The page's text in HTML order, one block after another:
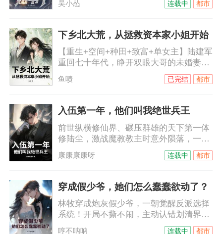
结果他爸一个电话打过来——“儿子，来这
前百亩的庄园，才知道自己拒绝的早了。
年薪五十万，豪车随便开......年仅二十二
的许道便过上了混吃等死的生活。冰山总
裁大小姐：许道，来接我，今晚咱们去海
边聊聊入赘的问题。
吴小怂 都市
连载中
下乡北大荒，从拯救资本家小姐开始
【重生+空间+种田+致富+单女主】陆建军
重回七十年代，睁开双眼大哥的未婚妻沈
佳佳竟在自己床上。上一世身败名裂，这
一世他反手揭穿阴谋。搬空家产，带着“资
少食——在别人眼中是绝境，却是他逆袭
的起点。别人吃苦，他种田致富。别人受
罪，他护着心上人逆风翻盘。多年后，沈
佳佳靠在他肩头：“你当初为什么非要带我
走？”陆建军笑而不语——因为上辈子，欠
你的。
鱼啧 都市
已完结
入伍第一年，他们叫我绝世兵王
前世纵横修仙界、碾压群雄的天下第一体
修陆尘，激战魔教教主时意外陨落，一朝
穿越到现代都市。他附身高考仅考74分、
人人耻笑的陆家废物纨绔身上，父亲失望
邻里鄙夷，人人都觉得他烂泥扶不上墙。
昔日至尊王者灵魂苏醒，丹田虽废，通天
绝世体术犹在。读书无用，废物之名？他
毅然扔掉网游烟酒，接过入伍通知，踏入
铁血军营。
康康康康呀 都市
连载中
穿成假少爷，她们怎么蠢蠢欲动了？
林牧穿成炮灰假少爷，一朝觉醒反派选择
系统！开局不撕不闹，主动认错划清界
限，全家直接破防！林家人：这孩子怎么
哼不呐呐 都市
连载中